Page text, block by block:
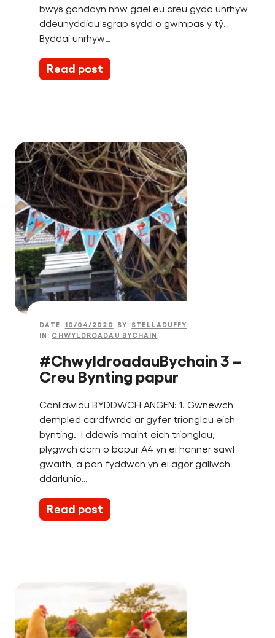
bwys ganddyn nhw gael eu creu gyda unrhyw
ddeunyddiau sgrap sydd o gwmpas y tŷ.
Byddai unrhyw…
Read post
DATE: 10/04/2020 BY: STELLADUFFY
IN: CHWYLDROADAU BYCHAIN
#ChwyldroadauBychain 3 –
Creu Bynting papur
Canllawiau BYDDWCH ANGEN: 1. Gwnewch
dempled cardfwrdd ar gyfer trionglau eich
bynting. I ddewis maint eich trionglau,
plygwch darn o bapur A4 yn ei hanner sawl
gwaith, a pan fyddwch yn ei agor gallwch
ddarlunio…
Read post